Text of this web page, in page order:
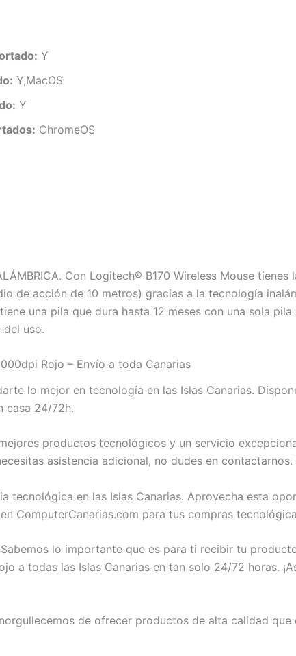
Y
Y,MacOS
Y
ChromeOS
Con Logitech® B170 Wireless Mouse
de acción de 10 metros) gracias a la tecnología
una pila que dura hasta 12 meses con una sola
del uso.
Rojo – Envío a toda Canarias
lo mejor en tecnología en las Islas Canarias.
casa 24/72h.
productos tecnológicos y un servicio
asistencia adicional, no dudes en
tecnológica en las Islas Canarias. Aprovecha esta
ComputerCanarias.com para tus compras
Sabemos lo importante que es para ti recibir tu
a todas las Islas Canarias en tan solo 24/72 horas.
de ofrecer productos de alta calidad